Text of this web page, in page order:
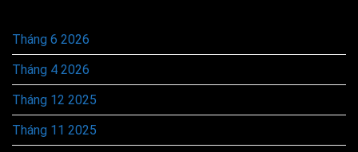
Tháng 6 2026
Tháng 4 2026
Tháng 12 2025
Tháng 11 2025